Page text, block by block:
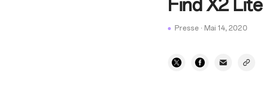
Find X2 Lite
Presse · Mai 14, 2020